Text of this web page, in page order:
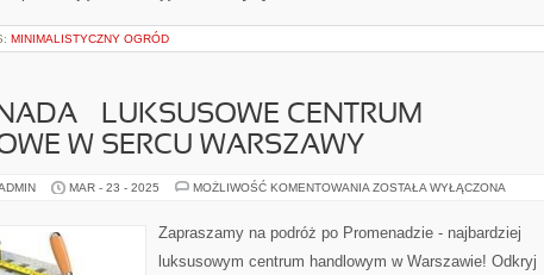
MINIMALISTYCZNY OGRÓD
– LUKSUSOWE CENTRUM
W SERCU WARSZAWY
MAR - 23 - 2025 MOŻLIWOŚĆ KOMENTOWANIA PROMENADA
CENTRUM
HANDLOWE
SERCU
ZOSTAŁA WYŁĄCZONA
Zapraszamy na podróż po Promenadzie - najbardziej
luksusowym centrum handlowym w Warszawie! Odkryj